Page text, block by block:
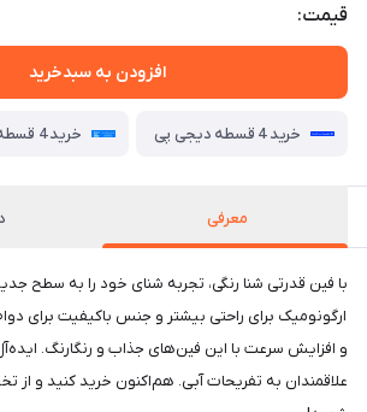
قیمت:
افزودن به سبدخرید
خرید 4 قسطه دیجی پی خرید 4 قسطه اسنپ پی
معرفی
با فین قدرتی شنا رنگی، تجربه شنای خود را به سطح
ارگونومیک برای راحتی بیشتر و جنس باکیفیت برای
و افزایش سرعت با این فین‌های جذاب و رنگارنگ.
علاقمندان به تفریحات آبی. هم‌اکنون خرید کنید و از